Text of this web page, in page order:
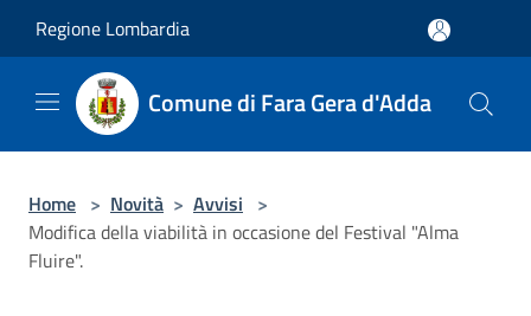
Regione Lombardia
Comune di Fara Gera d'Adda
Home > Novità > Avvisi >
Modifica della viabilità in occasione del Festival "Alma
Fluire".